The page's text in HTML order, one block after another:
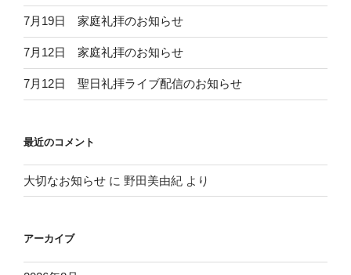
7月19日 家庭礼拝のお知らせ
7月12日 家庭礼拝のお知らせ
7月12日 聖日礼拝ライブ配信のお知らせ
最近のコメント
大切なお知らせ に 野田美由紀 より
アーカイブ